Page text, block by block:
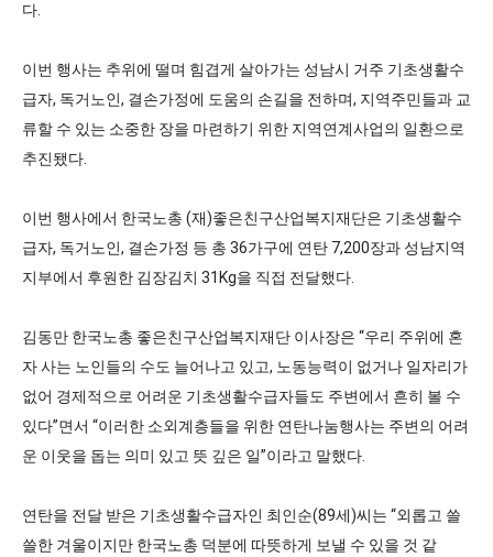
다.
이번 행사는 추위에 떨며 힘겹게 살아가는 성남시 거주 기초생활수
급자, 독거노인, 결손가정에 도움의 손길을 전하며, 지역주민들과 교
류할 수 있는 소중한 장을 마련하기 위한 지역연계사업의 일환으로
추진됐다.
이번 행사에서 한국노총 (재)좋은친구산업복지재단은 기초생활수
급자, 독거노인, 결손가정 등 총 36가구에 연탄 7,200장과 성남지역
지부에서 후원한 김장김치 31Kg을 직접 전달했다.
김동만 한국노총 좋은친구산업복지재단 이사장은 “우리 주위에 혼
자 사는 노인들의 수도 늘어나고 있고, 노동능력이 없거나 일자리가
없어 경제적으로 어려운 기초생활수급자들도 주변에서 흔히 볼 수
있다”면서 “이러한 소외계층들을 위한 연탄나눔행사는 주변의 어려
운 이웃을 돕는 의미 있고 뜻 깊은 일”이라고 말했다.
연탄을 전달 받은 기초생활수급자인 최인순(89세)씨는 “외롭고 쓸
쓸한 겨울이지만 한국노총 덕분에 따뜻하게 보낼 수 있을 것 같